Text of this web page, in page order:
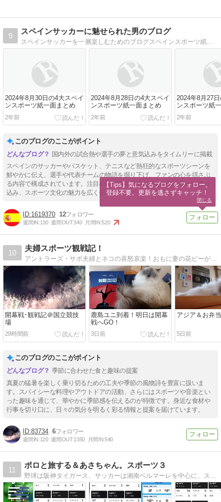
9
スペインサッカーに魅せられた男のブログ
スペインサッカーを一層楽しむためのブログスペインスポーツ紙一面の速報、リーガやスペイン代表の様々なデータを紹介中。
2024年8月30日の4大スペイ
ンスポーツ紙一面まとめ
2年前
2024年8月28日の4大スペイ
ンスポーツ紙一面まとめ
2年前
2024年8月27
ンスポーツ紙
2年前
このブログのここがポイント
国内外の試合熱や選手の夢と意気込みをタイムリーに掲載
スペインのサッカーやバスケット、テニスなど熱狂的なスポーツシーンを
鮮やかに伝え、選手や代表チームの物語を掘り下げ、ファンの心を揺さぶ
る内容で構成されています。注目の舞台裏や歴史に残る瞬間も詳細に盛り
込み、スポーツ文化の魅力を広く伝えています。
1619370 12
週間IN:130 週間OUT:340 月間IN:520
10
夫婦スポーツ観戦記！
アントラーズ・サポ夫婦とネコの喜怒哀楽！おもに妻の花ピーが、アントラーズ・旅行・料理などについてお気ままに綴ってま〜すｗ
開幕戦･観戦記＠国立競技
場
29時間前
鹿島ユニ到着！明日は開幕
戦へGO！
3日前
アジア＆お弁
5日前
このブログのここがポイント
季節に合わせた食と趣味の提案
真夏の猛暑を楽しく乗り切るための工夫や季節の風物詩を豊富に扱いま
す。スパイシーな料理やアウトドアの活動、さらにはスポーツや音楽とい
った趣味を通じて、華やかに季節感を伝えるのが特徴です。身近な食材や
行事を切り口に、日々の気分を明るく彩る情報と提案を届けています。
83734 6
週間IN:120 週間OUT:1350 月間IN:540
11
ポロと旅する＆あさちゃん。スポーツ３
【Tips】気になるブログをフォロー。
登録不要。更新を逃さずキャッチ！
閉じる